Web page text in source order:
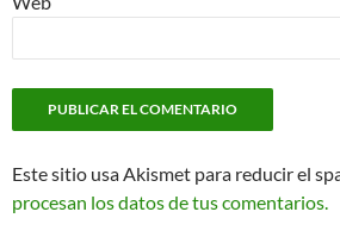
Este sitio usa Akismet para reducir el
procesan los datos de tus comentarios.